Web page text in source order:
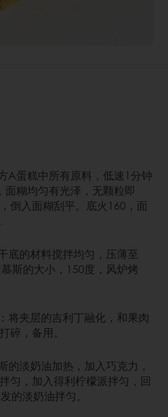
A蛋糕中所有原料，低速1分钟
面糊均匀有光泽，无颗粒即
倒入面糊刮平。底火160，面
底的材料搅拌均匀，压薄至
斯的大小，150度，风炉烤
将夹层的吉利丁融化，和果肉
碎，备用。
的淡奶油加热，加入巧克力，
匀，加入得利柠檬派拌匀，回
的淡奶油拌匀。